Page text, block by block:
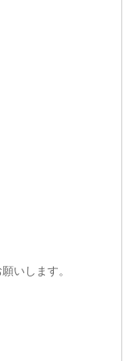
いします。